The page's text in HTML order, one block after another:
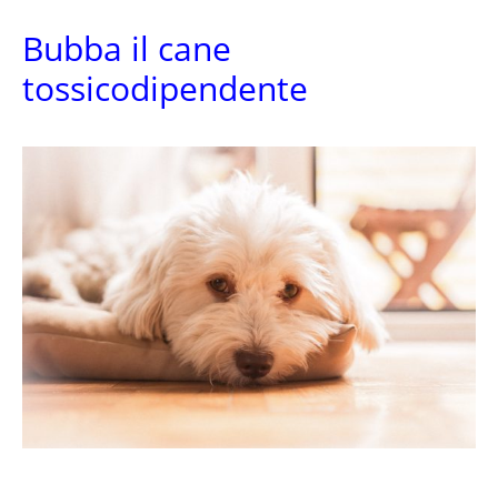
Bubba il cane
tossicodipendente